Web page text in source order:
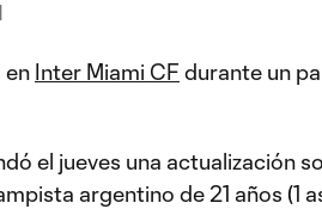
en Inter Miami CF durante un
el jueves una actualización
argentino de 21 años (1